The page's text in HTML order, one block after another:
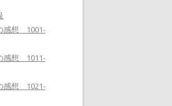
感想 1001-
感想 1011-
感想 1021-